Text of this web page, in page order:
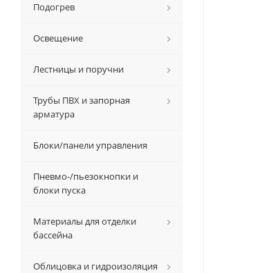
Подогрев
Освещение
Лестницы и поручни
Трубы ПВХ и запорная
арматура
Блоки/панели управления
Пневмо-/пьезокнопки и
блоки пуска
Материалы для отделки
бассейна
Облицовка и гидроизоляция